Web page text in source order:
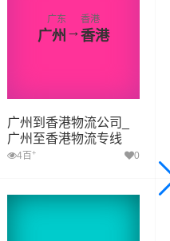
广东
广州 →
香港
香港
广州到香港物流公司_
广州至香港物流专线
4百 + 0